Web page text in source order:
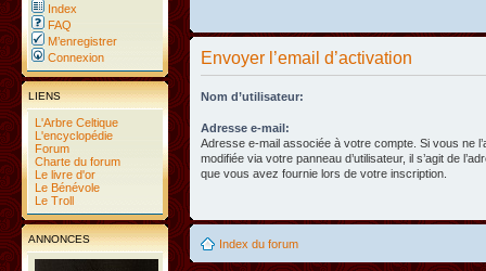
Index
FAQ
M’enregistrer
Connexion
LIENS
L'Arbre Celtique
L'encyclopédie
Forum
Charte du forum
Le livre d'or
Le Bénévole
Le Troll
ANNONCES
Envoyer l’email d’activation
Nom d’utilisateur:
Adresse e-mail:
Adresse e-mail associée à votre compte. Si vous ne
modifiée via votre panneau d’utilisateur, il s’agit de
que vous avez fournie lors de votre inscription.
Index du forum